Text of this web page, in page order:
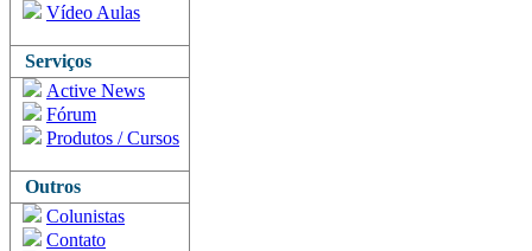
Vídeo Aulas
Serviços
Active News
Fórum
Produtos / Cursos
Outros
Colunistas
Contato